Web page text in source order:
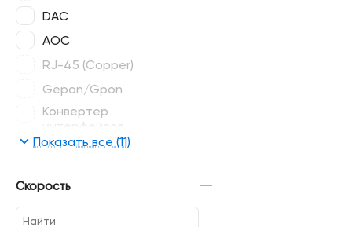
DAC
AOC
RJ-45 (Copper)
Gepon/Gpon
Конвертер
интерфейсов
Когерентные
Показать все (11)
Скорость